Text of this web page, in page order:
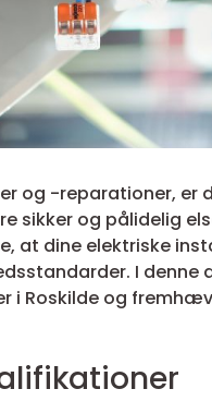
og -reparationer,
sikker og pålidelig
at dine elektriske
I denne
i Roskilde og